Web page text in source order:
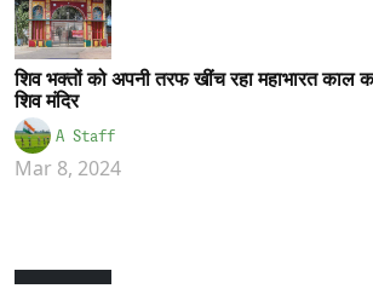
शिव भक्तों को अपनी तरफ खींच रहा महाभारत काल
शिव मंदिर
A Staff
Mar 8, 2024